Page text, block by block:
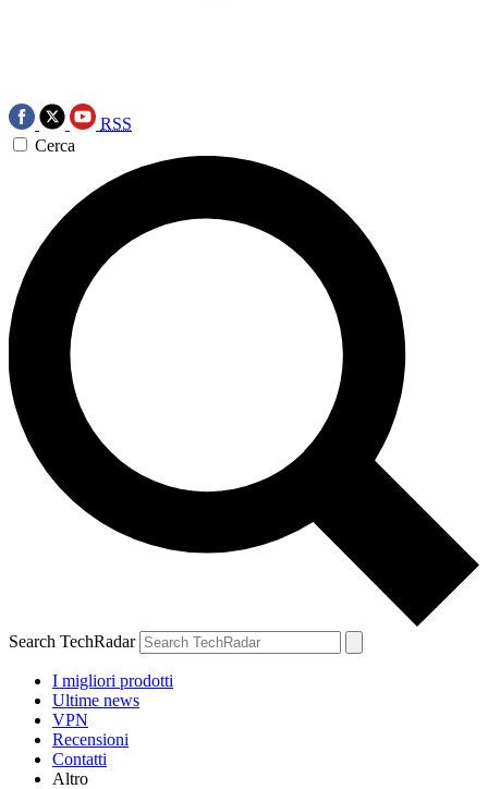
RSS
Cerca
Search TechRadar
I migliori prodotti
Ultime news
VPN
Recensioni
Contatti
Altro